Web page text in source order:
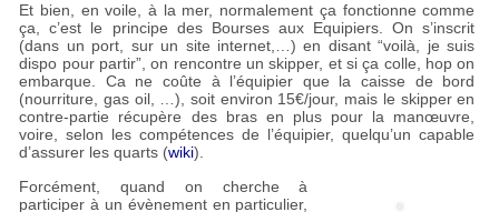
Et bien, en voile, à la mer, normalement ça fonctionne comme
ça, c’est le principe des Bourses aux Equipiers. On s’inscrit
(dans un port, sur un site internet,…) en disant “voilà, je suis
dispo pour partir”, on rencontre un skipper, et si ça colle, hop on
embarque. Ca ne coûte à l’équipier que la caisse de bord
(nourriture, gas oil, …), soit environ 15€/jour, mais le skipper en
contre-partie récupère des bras en plus pour la manœuvre,
voire, selon les compétences de l’équipier, quelqu’un capable
d’assurer les quarts (wiki).
Forcément, quand on cherche à
participer à un évènement en particulier,